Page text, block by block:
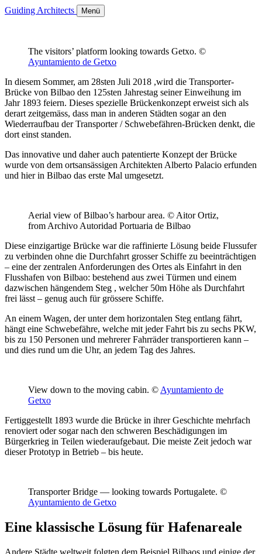
Guiding Architects Menü
The visitors’ platform looking towards Getxo. ©
Ayuntamiento de Getxo
In diesem Sommer, am 28sten Juli 2018 ,wird die Transporter-
Brücke von Bilbao den 125sten Jahrestag seiner Einweihung im
Jahr 1893 feiern. Dieses spezielle Brückenkonzept erweist sich als
derart zeitgemäss, dass man in anderen Städten sogar an den
Wiederraufbau der Transporter / Schwebefähren-Brücken denkt, die
dort einst standen.
Das innovative und daher auch patentierte Konzept der Brücke
wurde von dem ortsansässigen Architekten Alberto Palacio erfunden
und hier in Bilbao das erste Mal umgesetzt.
Aerial view of Bilbao’s harbour area. © Aitor Ortiz,
from Archivo Autoridad Portuaria de Bilbao
Diese einzigartige Brücke war die raffinierte Lösung beide Flussufer
zu verbinden ohne die Durchfahrt grosser Schiffe zu beeinträchtigen
– eine der zentralen Anforderungen des Ortes als Einfahrt in den
Flusshafen von Bilbao: bestehend aus zwei Türmen und einem
dazwischen hängendem Steg , welcher 50m Höhe als Durchfahrt
frei lässt – genug auch für grössere Schiffe.
An einem Wagen, der unter dem horizontalen Steg entlang fährt,
hängt eine Schwebefähre, welche mit jeder Fahrt bis zu sechs PKW,
bis zu 150 Personen und mehrerer Fahrräder transportieren kann –
und dies rund um die Uhr, an jedem Tag des Jahres.
View down to the moving cabin. © Ayuntamiento de
Getxo
Fertiggestellt 1893 wurde die Brücke in ihrer Geschichte mehrfach
renoviert oder sogar nach den schweren Beschädigungen im
Bürgerkrieg in Teilen wiederaufgebaut. Die meiste Zeit jedoch war
dieser Prototyp in Betrieb – bis heute.
Transporter Bridge — looking towards Portugalete. ©
Ayuntamiento de Getxo
Eine klassische Lösung für Hafenareale
Andere Städte weltweit folgten dem Beispiel Bilbaos und einige der